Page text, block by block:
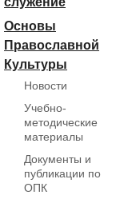
Основы
Православной
Культуры
Новости
Учебно-
методические
материалы
Документы и
публикации по
ОПК